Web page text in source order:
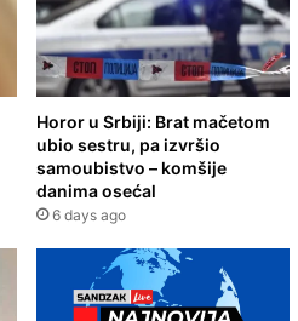
Horor u Srbiji: Brat mačetom
ubio sestru, pa izvršio
samoubistvo – komšije
danima osećal
6 days ago